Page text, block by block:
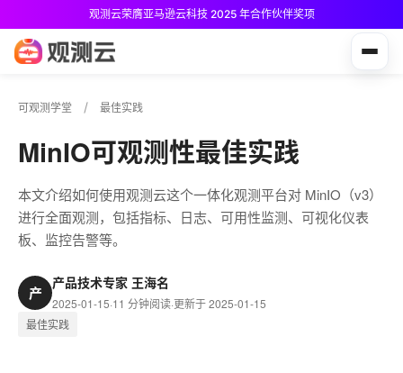
观测云荣膺亚马逊云科技 2025 年合作伙伴奖项
可观测学堂 最佳实践
MinIO可观测性最佳实践
本文介绍如何使用观测云这个一体化观测平台对 MinIO（v3）
进行全面观测，包括指标、日志、可用性监测、可视化仪表
板、监控告警等。
产
产品技术专家 王海名
2025-01-15·11 分钟阅读·更新于 2025-01-15
最佳实践